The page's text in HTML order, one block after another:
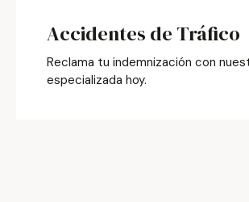
Accidentes de Tráfico
Reclama tu indemnización con
especializada hoy.